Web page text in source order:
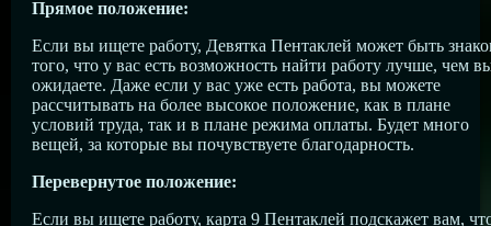
Прямое положение:
Если вы ищете работу, Девятка Пентаклей может быть
того, что у вас есть возможность найти работу лучше, чем
ожидаете. Даже если у вас уже есть работа, вы можете
рассчитывать на более высокое положение, как в плане
условий труда, так и в плане режима оплаты. Будет много
вещей, за которые вы почувствуете благодарность.
Перевернутое положение:
Если вы ищете работу, карта 9 Пентаклей подскажет вам,